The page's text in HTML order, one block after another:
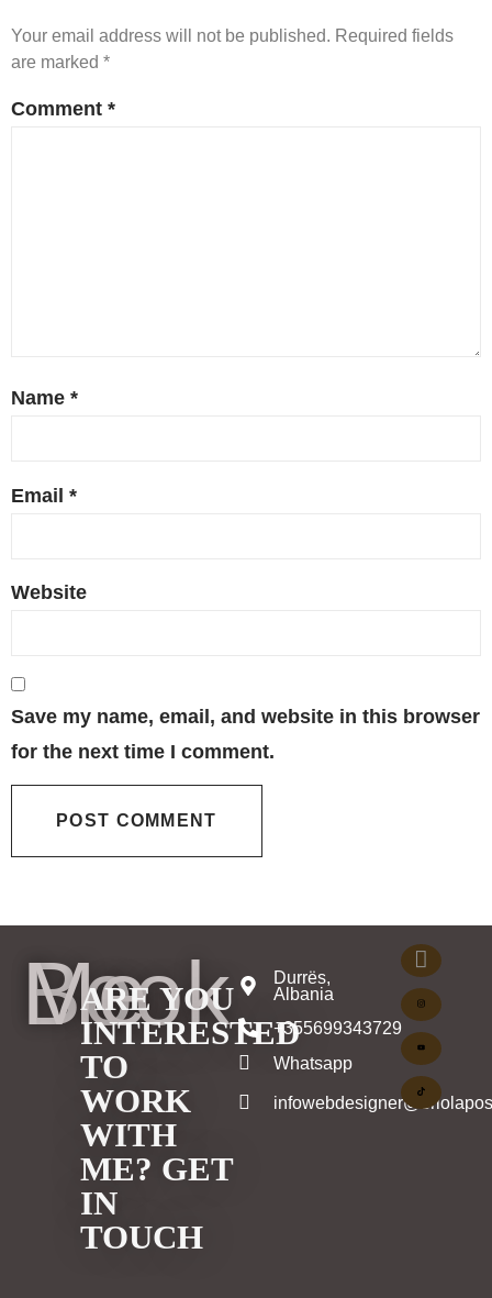
Your email address will not be published. Required fields
are marked *
Comment *
Name *
Email *
Website
Save my name, email, and website in this browser
for the next time I comment.
Book Me
ARE YOU
INTERESTED
TO
WORK
WITH
ME? GET
IN
TOUCH
Durrës,
Albania
+355699343729
Whatsapp